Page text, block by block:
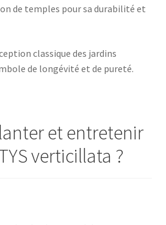
de temples pour sa durabilité et
classique des jardins
de longévité et de pureté.
et entretenir
verticillata ?